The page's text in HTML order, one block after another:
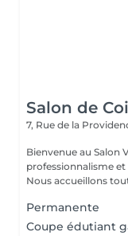
Salon de
7, Rue de la
Bienvenue au Salon
professionnalisme
Nous accueillons
Permanente
Coupe édutiant